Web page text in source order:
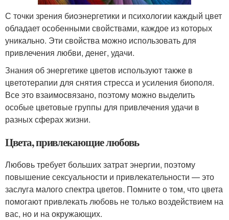
С точки зрения биоэнергетики и психологии каждый цвет
обладает особенными свойствами, каждое из которых
уникально. Эти свойства можно использовать для
привлечения любви, денег, удачи.
Знания об энергетике цветов используют также в
цветотерапии для снятия стресса и усиления биополя.
Все это взаимосвязано, поэтому можно выделить
особые цветовые группы для привлечения удачи в
разных сферах жизни.
Цвета, привлекающие любовь
Любовь требует больших затрат энергии, поэтому
повышение сексуальности и привлекательности — это
заслуга малого спектра цветов. Помните о том, что цвета
помогают привлекать любовь не только воздействием на
вас, но и на окружающих.